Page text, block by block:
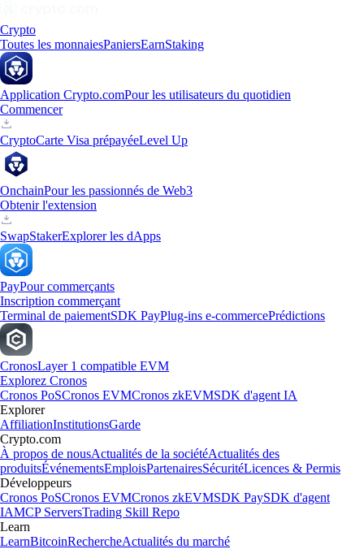
Crypto
Toutes les monnaiesPaniersEarnStaking
Application Crypto.comPour les utilisateurs du quotidien
Commencer
CryptoCarte Visa prépayéeLevel Up
OnchainPour les passionnés de Web3
Obtenir l'extension
SwapStakerExplorer les dApps
PayPour commerçants
Inscription commerçant
Terminal de paiementSDK PayPlug-ins e-commercePrédictions
CronosLayer 1 compatible EVM
Explorez Cronos
Cronos PoSCronos EVMCronos zkEVMSDK d'agent IA
Explorer
AffiliationInstitutionsGarde
Crypto.com
À propos de nousActualités de la sociétéActualités des
produitsÉvénementsEmploisPartenairesSécuritéLicences & Permis
Développeurs
Cronos PoSCronos EVMCronos zkEVMSDK PaySDK d'agent
IAMCP ServersTrading Skill Repo
Learn
LearnBitcoinRechercheActualités du marché